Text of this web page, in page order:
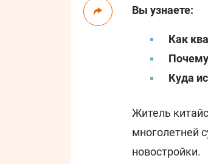
Вы узнаете:
Как
Куда
Житель
многолетней
новостройки.